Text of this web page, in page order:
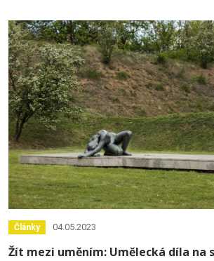
Články 04.05.2023
Žít mezi uměním: Umělecká díla na